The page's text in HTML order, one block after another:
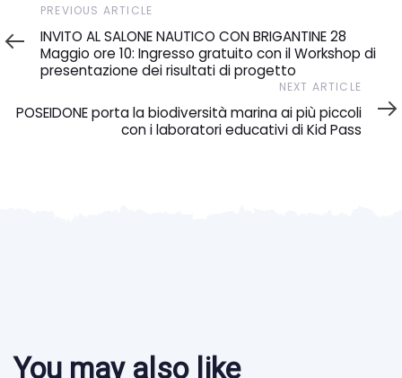
Previous
Article
PREVIOUS ARTICLE
INVITO AL SALONE NAUTICO CON BRIGANTINE 28
Maggio ore 10: Ingresso gratuito con il Workshop di
presentazione dei risultati di progetto
Article
NEXT ARTICLE
POSEIDONE porta la biodiversità marina ai più piccoli
con i laboratori educativi di Kid Pass
You may also like